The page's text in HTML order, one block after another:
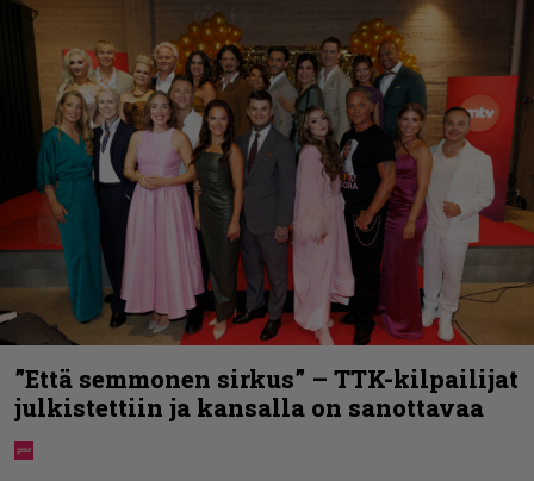
”Että semmonen sirkus” – TTK-kilpailijat
julkistettiin ja kansalla on sanottavaa